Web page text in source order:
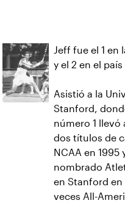
Jeff fue el 1 en
y el 2 en el
Asistió a la
Stanford,
número 1 llevó
dos títulos de
NCAA en 1995
nombrado
en Stanford en
veces All-